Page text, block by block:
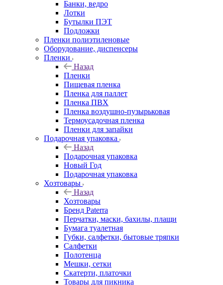
Банки, ведро
Лотки
Бутылки ПЭТ
Подложки
Пленки полиэтиленовые
Оборудование, диспенсеры
Пленки
Назад
Пленки
Пищевая пленка
Пленка для паллет
Пленка ПВХ
Пленка воздушно-пузырьковая
Термоусадочная пленка
Пленки для запайки
Подарочная упаковка
Назад
Подарочная упаковка
Новый Год
Подарочная упаковка
Хозтовары
Назад
Хозтовары
Бренд Paterra
Перчатки, маски, бахилы, плащи
Бумага туалетная
Губки, салфетки, бытовые тряпки
Салфетки
Полотенца
Мешки, сетки
Скатерти, платочки
Товары для пикника